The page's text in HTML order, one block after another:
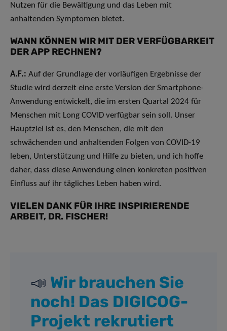
Nutzen für die Bewältigung und das Leben mit
anhaltenden Symptomen bietet.
WANN KÖNNEN WIR MIT DER VERFÜGBARKEIT
DER APP RECHNEN?
A.F.: Auf der Grundlage der vorläufigen Ergebnisse der
Studie wird derzeit eine erste Version der Smartphone-
Anwendung entwickelt, die im ersten Quartal 2024 für
Menschen mit Long COVID verfügbar sein soll. Unser
Hauptziel ist es, den Menschen, die mit den
schwächenden und anhaltenden Folgen von COVID-19
leben, Unterstützung und Hilfe zu bieten, und ich hoffe
daher, dass diese Anwendung einen konkreten positiven
Einfluss auf ihr tägliches Leben haben wird.
VIELEN DANK FÜR IHRE INSPIRIERENDE
ARBEIT, DR. FISCHER!
📣 Wir brauchen Sie
noch! Das DIGICOG-
Projekt rekrutiert